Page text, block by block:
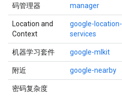
码管理器
manager
Location and
Context
google-location-
services
机器学习套件 google-mlkit
附近 google-nearby
密码复杂度